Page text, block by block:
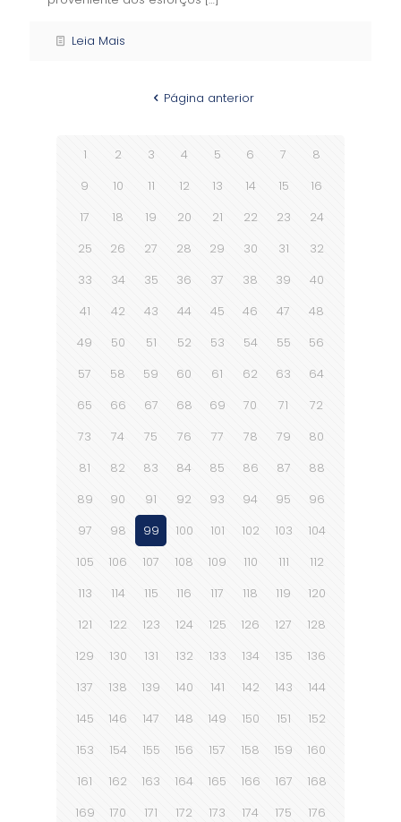
Leia Mais
Página anterior
1 2 3 4 5 6 7
8
9
10 11 12 13 14 15
16
17
18 19 20 21 22 23
24
25
26 27 28 29 30 31
32
33
34 35 36 37 38 39
40
41
42 43 44 45 46 47
48
49
50 51 52 53 54 55
56
57
58 59 60 61 62 63
64
65
66 67 68 69 70 71
72
73
74 75 76 77 78 79
80
81
82 83 84 85 86 87
88
89
90 91 92 93 94 95
96
97
98 99 100 101 102 103
104
105
106 107 108 109 110 111
112
113
114 115 116 117 118 119
120
121
122 123 124 125 126 127
128
129
130 131 132 133 134 135
136
137
138 139 140 141 142 143
144
145
146 147 148 149 150 151
152
153
154 155 156 157 158 159
160
161
162 163 164 165 166 167
168
169
170 171 172 173 174 175
176